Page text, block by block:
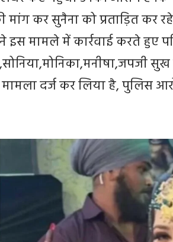
मांग कर सुनैना को प्रताड़ित कर
इस मामले में कार्रवाई करते हुए
दर्ज कर लिया है, पुलिस